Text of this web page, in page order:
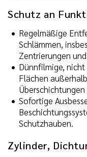
Schutz an
Regelmäßige
Schlämmen,
Zentrierungen
Dünnfilmige,
Flächen
Sofortige
Schutzhauben.
Zylinder,